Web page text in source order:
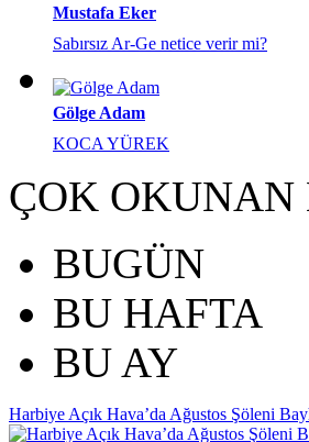
Mustafa Eker
Sabırsız Ar-Ge netice verir mi?
Gölge Adam
KOCA YÜREK
ÇOK OKUNAN
BUGÜN
BU HAFTA
BU AY
Harbiye Açık Hava’da Ağustos Şöleni